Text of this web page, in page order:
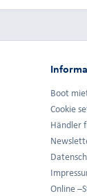
Boot
Cookie
Händler
Online